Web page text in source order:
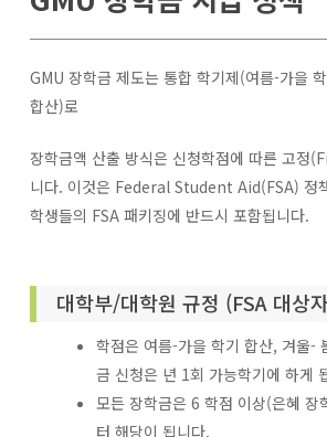
GMU 장학금 제도는 통합 학기제(여름-가을
합산)로
장학금액 산출 방식은 신청학점에 따른 고정
니다. 이것은 Federal Student Aid(FSA) 정
학생들의 FSA 패키징에 반드시 포함됩니다.
대학부/대학원 규정 (FSA 대상
학점은 여름-가을 학기 합산, 겨울-
금 신청은 년 1회 가능학기에 하게
모든 장학금은 6 학점 이상(은혜 장
터 해당이 됩니다.